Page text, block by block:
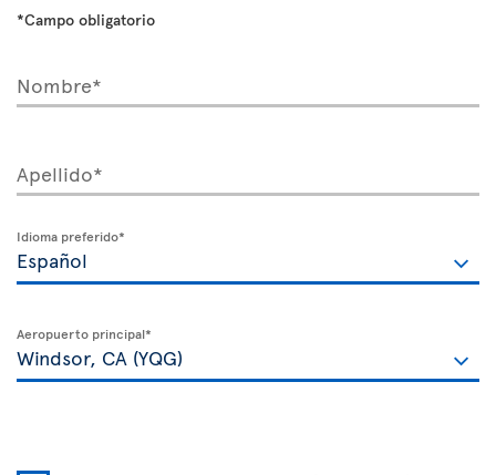
*Campo obligatorio
Nombre*
Apellido*
Idioma preferido*
Aeropuerto principal*